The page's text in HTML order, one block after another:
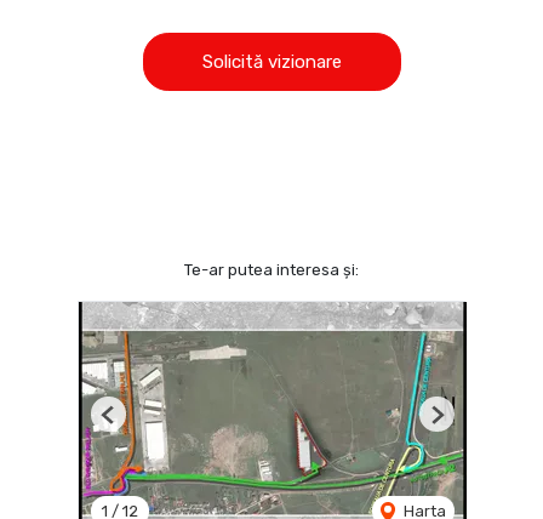
Solicită vizionare
Te-ar putea interesa și:
1 / 12 Harta
Previous Next